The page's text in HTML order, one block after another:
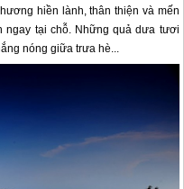
hiền lành, thân thiện và mến
ngay tại chỗ. Những quả dưa tươi
nóng giữa trưa hè...